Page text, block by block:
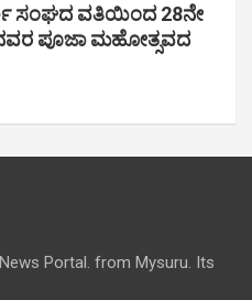
ಸಂಘದ ವತಿಯಿಂದ 28ನೇ
ಪೂಜಾ ಮಹೋತ್ಸವದ
Portal. from Mysuru. Its